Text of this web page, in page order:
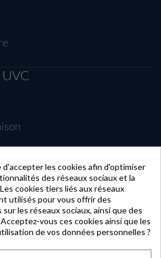
d'accepter les cookies afin d'optimiser
des réseaux sociaux et la
cookies tiers liés aux réseaux
utilisés pour vous offrir des
les réseaux sociaux, ainsi que des
vous ces cookies ainsi que les
de vos données personnelles ?